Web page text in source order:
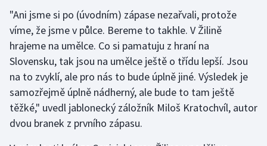
"Ani jsme si po (úvodním) zápase nezařvali, protože
víme, že jsme v půlce. Bereme to takhle. V Žilině
hrajeme na umělce. Co si pamatuju z hraní na
Slovensku, tak jsou na umělce ještě o třídu lepší. Jsou
na to zvyklí, ale pro nás to bude úplně jiné. Výsledek je
samozřejmě úplně nádherný, ale bude to tam ještě
těžké," uvedl jablonecký záložník Miloš Kratochvíl, autor
dvou branek z prvního zápasu.